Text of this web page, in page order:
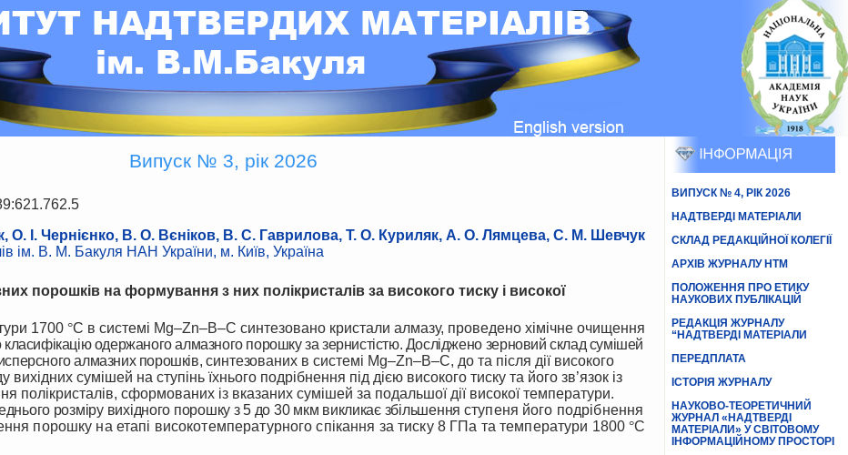
Випуск № 3, рік 2026
О. І. Чернієнко, В. О. Вєніков, В. С. Гаврилова, Т. О. Куриляк, А. О. Лямцева, С. М. Шевчук
ім. В. М. Бакуля НАН України, м. Київ, Україна
порошків на формування з них полікристалів за високого тиску і високої
1700 °С в системі Mg–Zn–B–C синтезовано кристали алмазу, проведено хімічне очищення
класифікацію одержаного алмазного порошку за зернистістю. Досліджено зерновий склад сумішей
алмазних порошків, синтезованихв системі Mg–Zn–B–C, до та після дії високого
вихідних сумішей на ступінь їхнього подрібнення під дією високого тиску та його зв’язок із
полікристалів, сформованих із вказаних сумішей за подальшої дії високої температури.
розміру вихідного порошку з 5 до 30 мкм викликає збільшення ступеня його подрібнення
порошку на етапі високотемпературного спікання за тиску 8 ГПа та температури 1800°С
ВИПУСК № 4, РІК 2026
НАДТВЕРДІ МАТЕРІАЛИ
СКЛАД РЕДАКЦІЙНОЇ КОЛЕГІЇ
АРХІВ ЖУРНАЛУ НТМ
ПОЛОЖЕННЯ ПРО ЕТИКУ
НАУКОВИХ ПУБЛІКАЦІЙ
РЕДАКЦІЯ ЖУРНАЛУ
“НАДТВЕРДІ МАТЕРІАЛИ
ПЕРЕДПЛАТА
ІСТОРІЯ ЖУРНАЛУ
НАУКОВО-ТЕОРЕТИЧНИЙ
ЖУРНАЛ «НАДТВЕРДІ
МАТЕРІАЛИ» У СВІТОВОМУ
ІНФОРМАЦІЙНОМУ ПРОСТОРІ